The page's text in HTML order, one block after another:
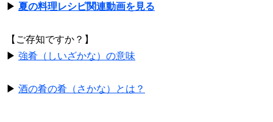
▶ 夏の料理レシピ関連動画を見る
【ご存知ですか？】
▶ 強肴（しいざかな）の意味
▶ 酒の肴の肴（さかな）とは？